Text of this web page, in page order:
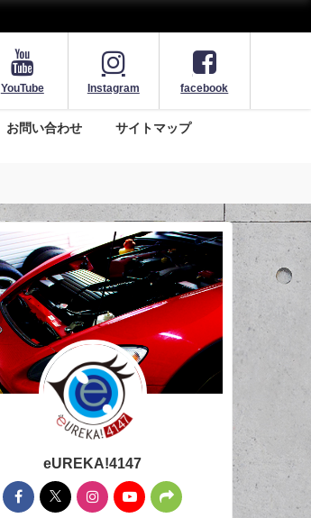
YouTube Instagram facebook
お問い合わせ サイトマップ
eUREKA!4147